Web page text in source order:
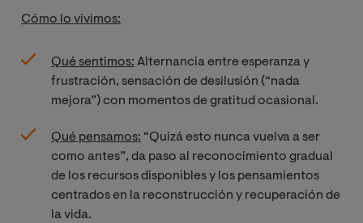
Cómo lo vivimos:
Qué sentimos: Alternancia entre esperanza y
frustración, sensación de desilusión (“nada
mejora”) con momentos de gratitud ocasional.
Qué pensamos: “Quizá esto nunca vuelva a ser
como antes”, da paso al reconocimiento gradual
de los recursos disponibles y los pensamientos
centrados en la reconstrucción y recuperación de
la vida.